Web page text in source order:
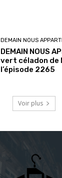
DEMAIN NOUS
DEMAIN NOUS
vert céladon de
l’épisode 2265
Voir plus